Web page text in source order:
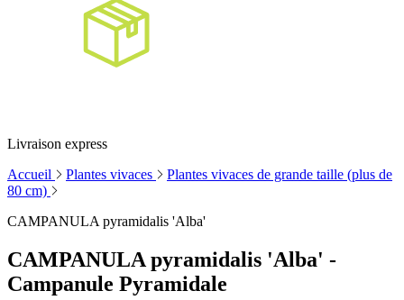
Livraison express
Accueil
Plantes vivaces
Plantes vivaces de grande taille (plus de
80 cm)
CAMPANULA pyramidalis 'Alba'
CAMPANULA pyramidalis 'Alba' -
Campanule Pyramidale